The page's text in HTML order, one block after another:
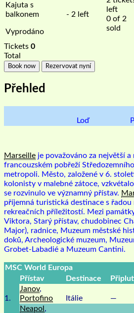
Kajuta s
balkonem
Vyprodáno
- 2 left
left
0 of 2
sold
Tickets 0
Total
Book now Rezervovat nyní
Přehled
Loď
Marseille je považováno za největší
francouzském pobřeží
metropoli. Město, založené v 6.
kolonisty v malebné zátoce,
se rozvinulo ve významný přístav.
příjemná turistická destinace s řadou
rekreačních příležitostí. Mezi
Viktora, Starý přístav, chudobinec
Major), radnice, Muzeum městské
doků, Archeologické muzeum,
Grobet-Labadié a Muzeum Cantini.
MSC World Europa
Přístav
Destinace
1.
Janov,
Portofino
Itálie —
Neapol ,